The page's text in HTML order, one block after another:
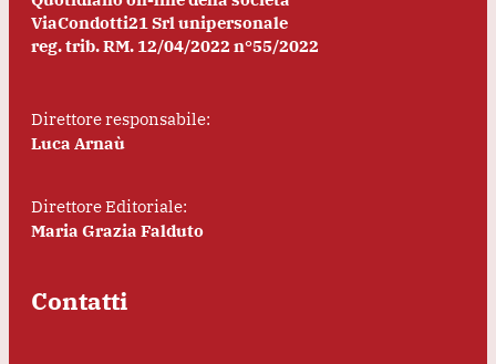
ViaCondotti21 Srl unipersonale
reg. trib. RM. 12/04/2022 n°55/2022
Direttore responsabile:
Luca Arnaù
Direttore Editoriale:
Maria Grazia Falduto
Contatti